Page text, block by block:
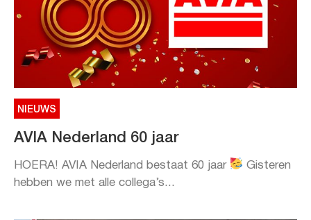
NIEUWS
AVIA Nederland 60 jaar
HOERA! AVIA Nederland bestaat 60 jaar
Gisteren
hebben we met alle collega’s...